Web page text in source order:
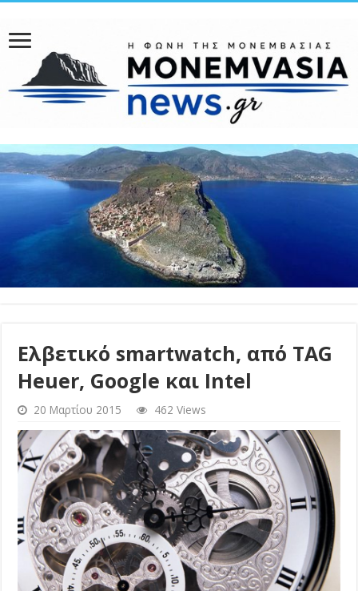
Ελβετικό smartwatch, από TAG
Heuer, Google και Intel
20 Μαρτίου 2015 462 Views